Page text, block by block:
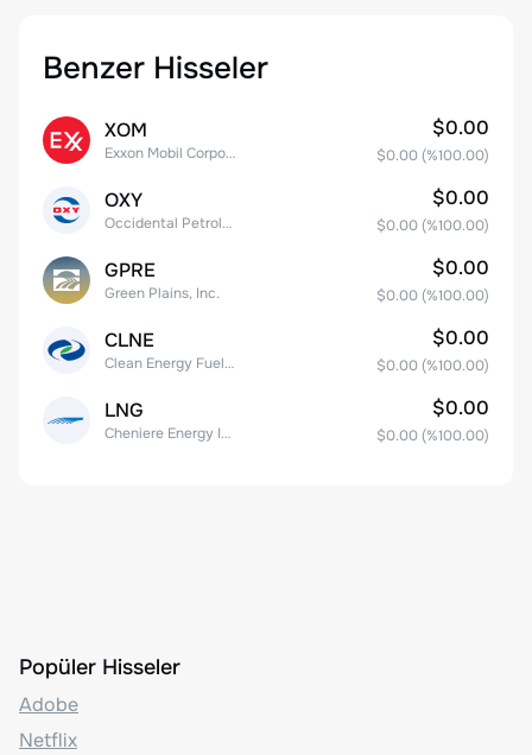
Benzer Hisseler
XOM
Exxon Mobil Corporation
$0.00
$0.00 (%100.00)
OXY
Occidental Petroleum Corporation
$0.00
$0.00 (%100.00)
GPRE
Green Plains, Inc.
$0.00
$0.00 (%100.00)
CLNE
Clean Energy Fuels Corp.
$0.00
$0.00 (%100.00)
LNG
Cheniere Energy Inc
$0.00
$0.00 (%100.00)
Popüler Hisseler
Adobe
Netflix